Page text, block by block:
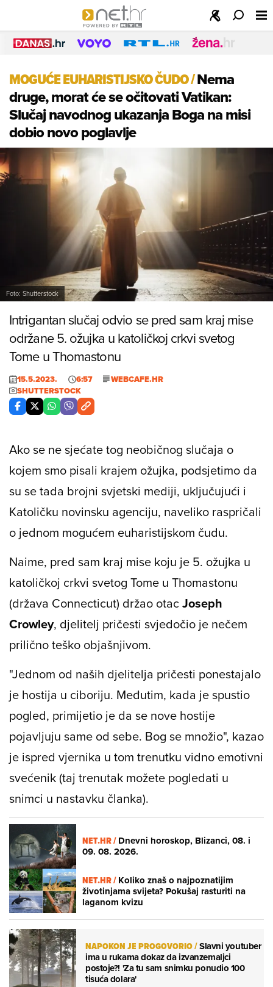
MOGUĆE EUHARISTIJSKO ČUDO/Nema
druge, morat će se očitovati Vatikan:
Slučaj navodnog ukazanja Boga na misi
dobio novo poglavlje
Foto: Shutterstock
Intrigantan slučaj odvio se pred sam kraj mise
održane 5. ožujka u katoličkoj crkvi svetog
Tome u Thomastonu
15.5.2023. 6:57
WEBCAFE.HR
SHUTTERSTOCK
Ako se ne sjećate tog neobičnog slučaja o
kojem smo pisali krajem ožujka, podsjetimo da
su se tada brojni svjetski mediji, uključujući i
Katoličku novinsku agenciju, naveliko raspričali
o jednom mogućem euharistijskom čudu.
Naime, pred sam kraj mise koju je 5. ožujka u
katoličkoj crkvi svetog Tome u Thomastonu
(država Connecticut) držao otac Joseph
Crowley, djelitelj pričesti svjedočio je nečem
prilično teško objašnjivom.
"Jednom od naših djelitelja pričesti ponestajalo
je hostija u ciboriju. Međutim, kada je spustio
pogled, primijetio je da se nove hostije
pojavljuju same od sebe. Bog se množio", kazao
je ispred vjernika u tom trenutku vidno emotivni
svećenik (taj trenutak možete pogledati u
snimci u nastavku članka).
NET.HR /Dnevni horoskop, Blizanci, 08. i
09. 08. 2026.
NET.HR /Koliko znaš o najpoznatijim
životinjama svijeta? Pokušaj rasturiti na
laganom kvizu
NAPOKON JE PROGOVORIO/Slavni youtuber
ima u rukama dokaz da izvanzemaljci
postoje?! 'Za tu sam snimku ponudio 100
tisuća dolara'